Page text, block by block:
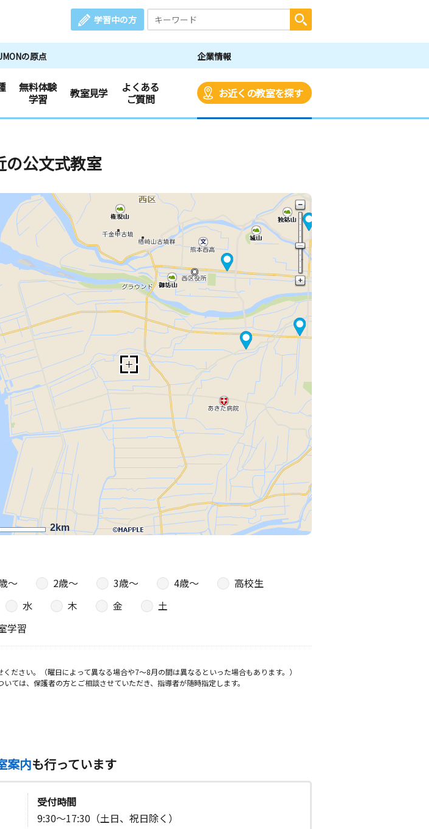
学習中の方
の原点 企業情報
無料体験
学習
教室見学
よくある
ご質問
お近くの教室を探す
の公文式教室
2km
〜 2歳〜 3歳〜 4歳〜
高校生
水 木 金
土
学習
さい。（曜日によって異なる場合や7～8月の間は異なるといった場合もあります。）
は、保護者の方とご相談させていただき、指導者が随時指定します。
案内も行っています
受付時間
9:30～17:30（土日、祝日除く）